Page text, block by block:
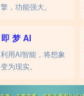
擎，功能强大。
即 梦 AI
利用AI智能，将想象
变为现实。